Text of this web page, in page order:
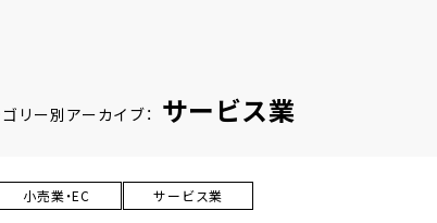
リー別アーカイブ： サービス業
小売業・EC サービス業